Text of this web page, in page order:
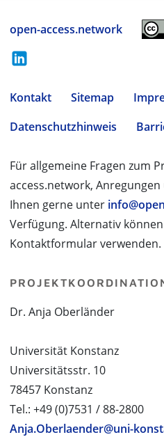
open-access.network
Kontakt Sitemap
Datenschutzhinweis
Für allgemeine Fragen zum
access.network,
Ihnen gerne unter
Verfügung. Alternativ
Kontaktformular verwenden.
Dr. Anja Oberländer
Universität Konstanz
Universitätsstr. 10
78457 Konstanz
Tel.: +49 (0)7531 / 88-2800
Anja.Oberlaender@uni-